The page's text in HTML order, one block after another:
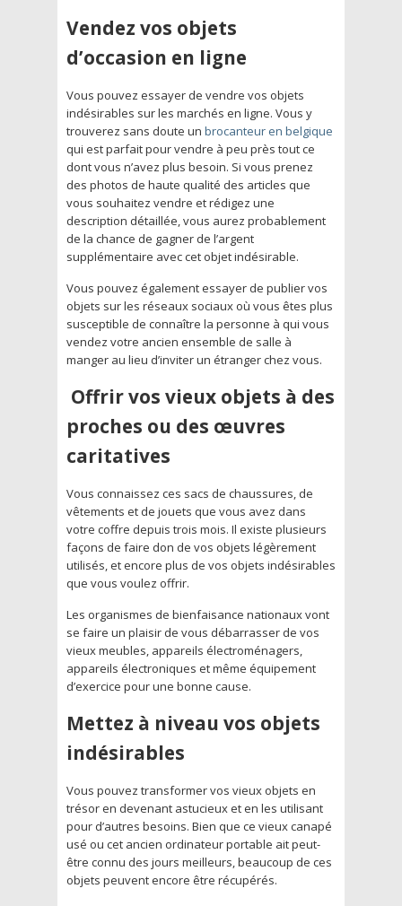
Vendez vos objets
d’occasion en ligne
Vous pouvez essayer de vendre vos objets
indésirables sur les marchés en ligne. Vous y
trouverez sans doute un brocanteur en belgique
qui est parfait pour vendre à peu près tout ce
dont vous n’avez plus besoin. Si vous prenez
des photos de haute qualité des articles que
vous souhaitez vendre et rédigez une
description détaillée, vous aurez probablement
de la chance de gagner de l’argent
supplémentaire avec cet objet indésirable.
Vous pouvez également essayer de publier vos
objets sur les réseaux sociaux où vous êtes plus
susceptible de connaître la personne à qui vous
vendez votre ancien ensemble de salle à
manger au lieu d’inviter un étranger chez vous.
Offrir vos vieux objets à des
proches ou des œuvres
caritatives
Vous connaissez ces sacs de chaussures, de
vêtements et de jouets que vous avez dans
votre coffre depuis trois mois. Il existe plusieurs
façons de faire don de vos objets légèrement
utilisés, et encore plus de vos objets indésirables
que vous voulez offrir.
Les organismes de bienfaisance nationaux vont
se faire un plaisir de vous débarrasser de vos
vieux meubles, appareils électroménagers,
appareils électroniques et même équipement
d’exercice pour une bonne cause.
Mettez à niveau vos objets
indésirables
Vous pouvez transformer vos vieux objets en
trésor en devenant astucieux et en les utilisant
pour d’autres besoins. Bien que ce vieux canapé
usé ou cet ancien ordinateur portable ait peut-
être connu des jours meilleurs, beaucoup de ces
objets peuvent encore être récupérés.